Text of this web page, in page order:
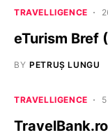
TRAVELLIGENCE
eTurism Bref
BY PETRUȘ LUNGU
TRAVELLIGENCE